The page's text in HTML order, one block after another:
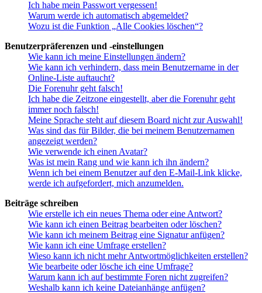
Ich habe mein Passwort vergessen!
Warum werde ich automatisch abgemeldet?
Wozu ist die Funktion „Alle Cookies löschen“?
Benutzerpräferenzen und -einstellungen
Wie kann ich meine Einstellungen ändern?
Wie kann ich verhindern, dass mein Benutzername in der
Online-Liste auftaucht?
Die Forenuhr geht falsch!
Ich habe die Zeitzone eingestellt, aber die Forenuhr geht
immer noch falsch!
Meine Sprache steht auf diesem Board nicht zur Auswahl!
Was sind das für Bilder, die bei meinem Benutzernamen
angezeigt werden?
Wie verwende ich einen Avatar?
Was ist mein Rang und wie kann ich ihn ändern?
Wenn ich bei einem Benutzer auf den E-Mail-Link klicke,
werde ich aufgefordert, mich anzumelden.
Beiträge schreiben
Wie erstelle ich ein neues Thema oder eine Antwort?
Wie kann ich einen Beitrag bearbeiten oder löschen?
Wie kann ich meinem Beitrag eine Signatur anfügen?
Wie kann ich eine Umfrage erstellen?
Wieso kann ich nicht mehr Antwortmöglichkeiten erstellen?
Wie bearbeite oder lösche ich eine Umfrage?
Warum kann ich auf bestimmte Foren nicht zugreifen?
Weshalb kann ich keine Dateianhänge anfügen?